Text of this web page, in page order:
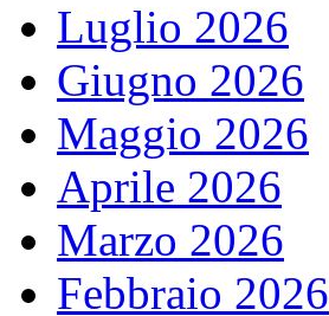
Luglio 2026
Giugno 2026
Maggio 2026
Aprile 2026
Marzo 2026
Febbraio 2026